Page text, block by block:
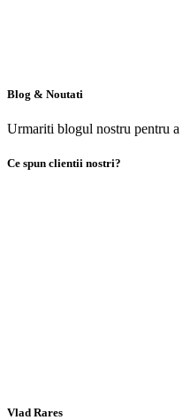
Blog & Noutati
Urmariti blogul nostru pentru
Ce spun clientii nostri?
Vlad Rares